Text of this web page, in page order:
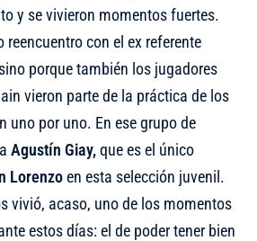
y se vivieron momentos fuertes.
reencuentro con el ex referente
porque también los jugadores
vieron parte de la práctica de los
uno por uno. En ese grupo de
Agustín Giay,que es el único
Lorenzoen esta selección juvenil.
vivió, acaso, uno de los momentos
estos días: el de poder tener bien